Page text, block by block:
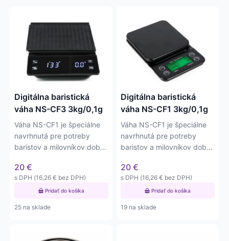
Digitálna baristická
váha NS-CF3 3kg/0,1g
Váha NS-CF1 je špeciálne
navrhnutá pre potreby
baristov a milovníkov dobrej
20 €
s DPH (16,26 € bez DPH)
Pridať do košíka
25 na sklade
Digitálna baristická
váha NS-CF1 3kg/0,1g
Váha NS-CF1 je špeciálne
navrhnutá pre potreby
baristov a milovníkov dobrej
20 €
s DPH (16,26 € bez DPH)
Pridať do košíka
19 na sklade